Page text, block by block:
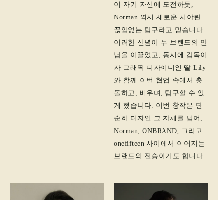
이 자기 자신에 도전하듯,
Norman 역시 새로운 시야란
끊임없는 탐구라고 믿습니다.
이러한 신념이 두 브랜드의 만
남을 이끌었고, 동시에 감독이
자 그래픽 디자이너인 딸 Lily
와 함께 이번 협업 속에서 충
돌하고, 배우며, 탐구할 수 있
게 했습니다. 이번 창작은 단
순히 디자인 그 자체를 넘어,
Norman, ONBRAND, 그리고
onefifteen 사이에서 이어지는
브랜드의 전승이기도 합니다.